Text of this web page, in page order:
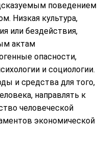
поведением
Низкая культура,
или бездействия,
актам
опасности,
и социологии.
и средства для того,
направлять к
человеческой
экономической